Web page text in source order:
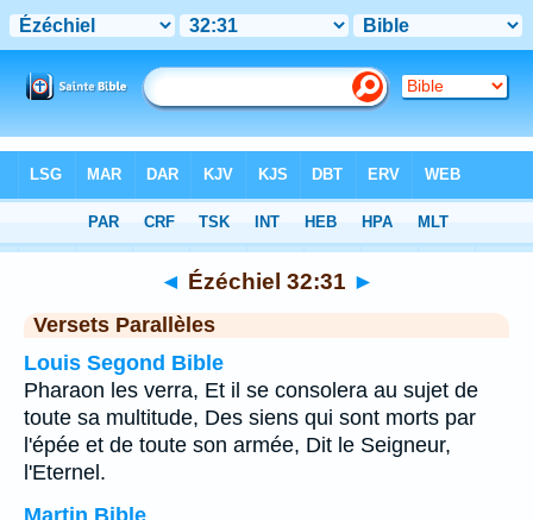
Chapitre 32> Verset 31
◄ Ézéchiel 32:31 ►
Versets Parallèles
Louis Segond Bible
Pharaon les verra, Et il se consolera au sujet de
toute sa multitude, Des siens qui sont morts par
l'épée et de toute son armée, Dit le Seigneur,
l'Eternel.
Martin Bible